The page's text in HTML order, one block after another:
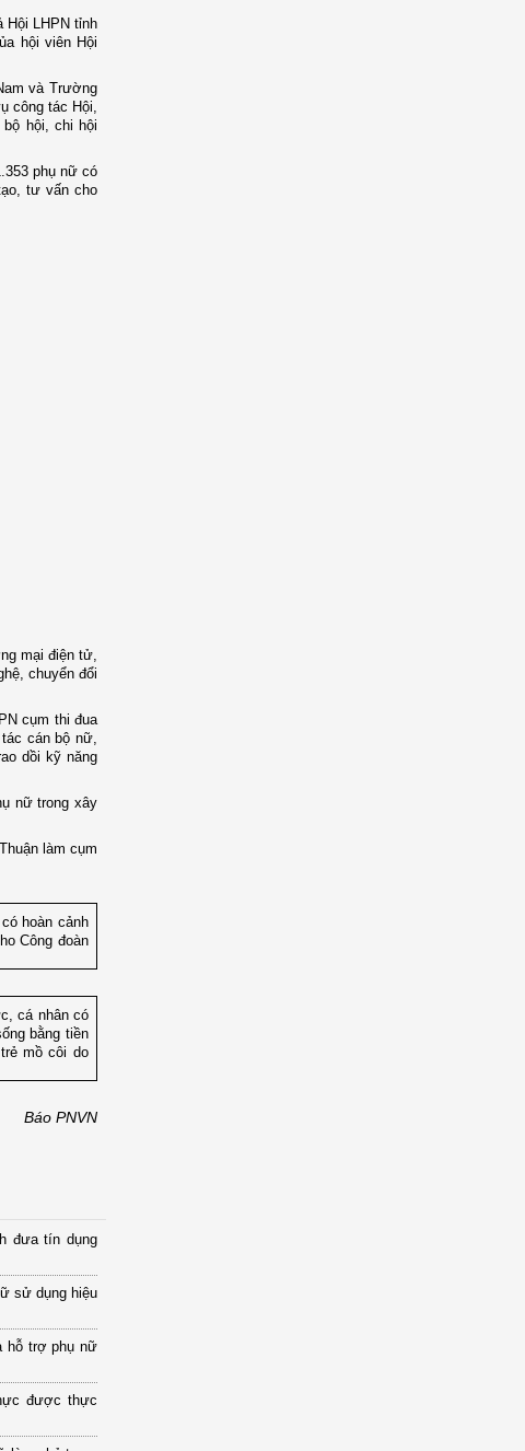
Hội LHPN tỉnh
hội viên Hội
và Trường
công tác Hội,
hội, chi hội
phụ nữ có
tư vấn cho
mại điện tử,
chuyển đổi
cụm thi đua
cán bộ nữ,
dồi kỹ năng
nữ trong xây
làm cụm
hoàn cảnh
Công đoàn
cá nhân có
bằng tiền
mồ côi do
Báo PNVN
đưa tín dụng
sử dụng hiệu
hỗ trợ phụ nữ
được thực